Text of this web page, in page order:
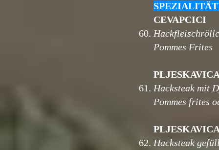
60.
61.
62.
CEVAPCICI
Pommes Frites
Hacksteak mit
Pommes frites
Hacksteak